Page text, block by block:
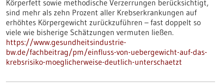
Körperfett sowie methodische Verzerrungen berücksichtigt,
sind mehr als zehn Prozent aller Krebserkrankungen auf
erhöhtes Körpergewicht zurückzuführen – fast doppelt so
viele wie bisherige Schätzungen vermuten ließen.
https://www.gesundheitsindustrie-
bw.de/fachbeitrag/pm/einfluss-von-uebergewicht-auf-das-
krebsrisiko-moeglicherweise-deutlich-unterschaetzt